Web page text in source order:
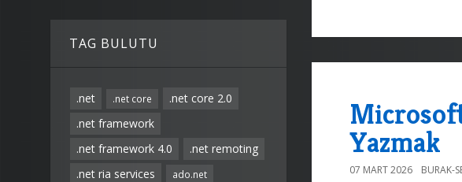
TAG BULUTU
.net .net core
.net core 2.0
.net framework
.net framework 4.0
.net remoting
.net ria services
ado.net
Yazmak
07 MART 2026 BURAK-